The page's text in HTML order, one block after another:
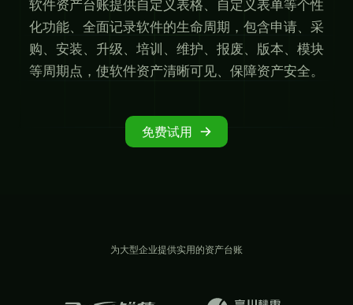
化功能、全面记录软件的生命周期，包含申请、采
购、安装、升级、 培训、维护、报废、版本、模块
等周期点，使软件资产清晰可见、保障资产安全。
免费试用
为大型企业提供实用的资产台账